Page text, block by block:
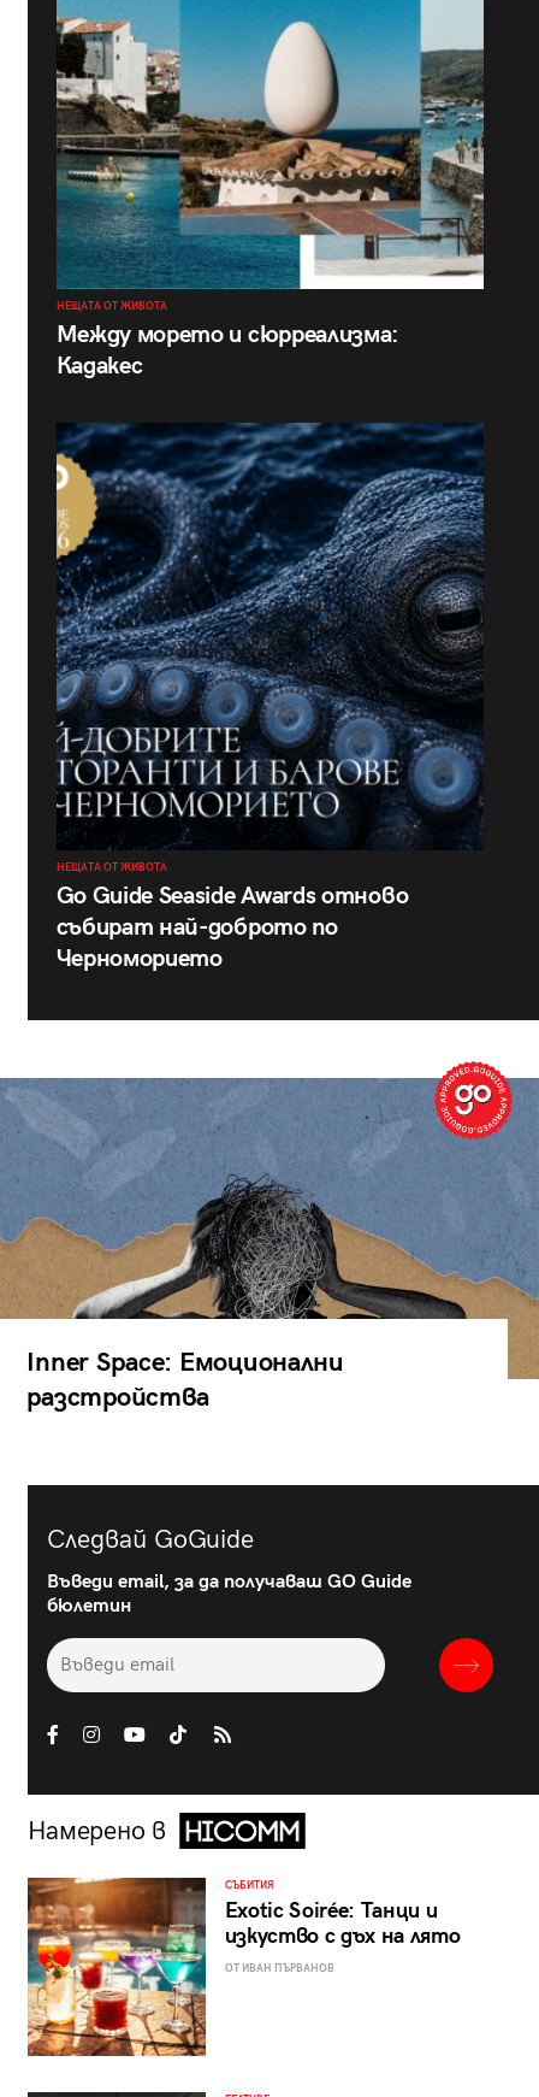
НЕЩАТА ОТ ЖИВОТА
Между морето и сюрреализма:
Кадакес
НЕЩАТА ОТ ЖИВОТА
Go Guide Seaside Awards отново
събират най-доброто по
Черноморието
Inner Space: Емоционални
разстройства
Следвай GoGuide
Въведи email, за да получаваш GO Guide
бюлетин
Намерено в
СЪБИТИЯ
Exotic Soirée: Танци и
изкуство с дъх на лято
ОТ ИВАН ПЪРВАНОВ